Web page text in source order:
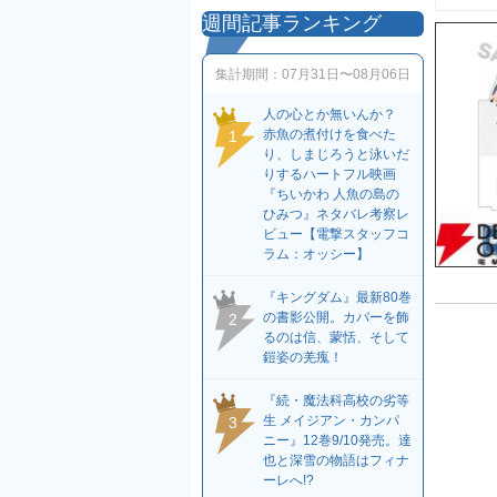
週間記事ランキング
集計期間： 07月31日〜08月06日
1
人の心とか無いんか？
赤魚の煮付けを食べた
り、しまじろうと泳いだ
りするハートフル映画
『ちいかわ 人魚の島の
ひみつ』ネタバレ考察レ
ビュー【電撃スタッフコ
ラム：オッシー】
2
『キングダム』最新80巻
の書影公開。カバーを飾
るのは信、蒙恬、そして
鎧姿の羌瘣！
3
『続・魔法科高校の劣等
生 メイジアン・カンパ
ニー』12巻9/10発売。達
也と深雪の物語はフィナ
ーレへ!?